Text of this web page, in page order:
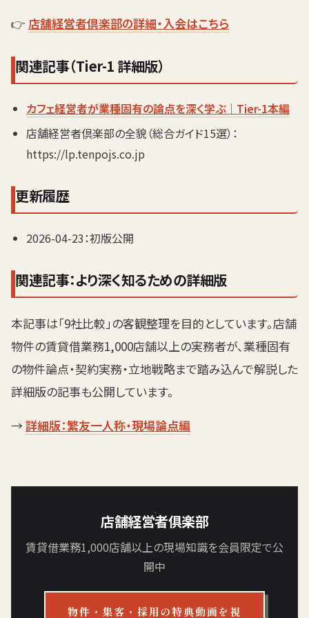
👉 店舗経営者倶楽部の詳細・入会はこちら
関連記事（Tier-1 詳細版）
カフェ経営者が業種固有の論点を深く学ぶ｜Tier-1本編
店舗経営者倶楽部の全貌（総合ガイド15選）：
https://lp.tenpojs.co.jp
更新履歴
2026-04-23：初版公開
関連記事：より深く知るための詳細版
本記事は「9社比較」の客観整理を目的としています。店舗
物件の賃貸借業務1,000店舗以上の実務者が、業種固有
の物件論点・契約実務・立地戦略まで踏み込んで解説した
詳細版の記事も公開しています。
→ 詳細版：繁友一人称・現場論点編
店舗経営者俱楽部
賃貸借業務1,000店舗以上の現場知識を会員限定で公
開中
物件・集客・採用の特典動画を視